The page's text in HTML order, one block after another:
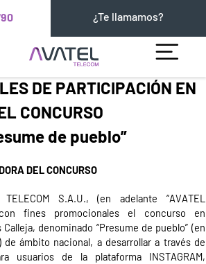
¿Te llamamos?
DE PARTICIPACIÓN EN
CONCURSO
de pueblo”
DEL CONCURSO
S.A.U., (en adelante “AVATEL
con fines promocionales el concurso en
denominado “Presume de pueblo” (en
de ámbito nacional, a desarrollar a través de
usuarios de la plataforma INSTAGRAM,